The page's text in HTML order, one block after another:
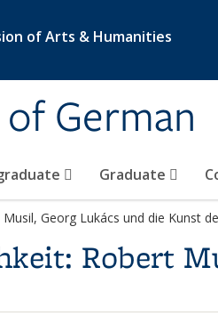
of Arts & Humanities
German
Graduate
Georg Lukács und die Kunst
Robert